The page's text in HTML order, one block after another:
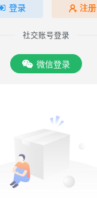
登录 注册
社交账号登录
微信登录